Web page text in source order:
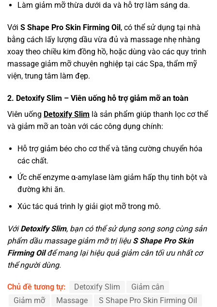
Làm giảm mỡ thừa dưới da và hỗ trợ làm sáng da.
Với S Shape Pro Skin Firming Oil, có thể sử dụng tại nhà
bằng cách lấy lượng dầu vừa đủ và massage nhẹ nhàng
xoay theo chiều kim đồng hồ, hoặc dùng vào các quy trình
massage giảm mỡ chuyên nghiệp tại các Spa, thẩm mỹ
viện, trung tâm làm đẹp.
2. Detoxify Slim – Viên uống hỗ trợ giảm mỡ an toàn
Viên uống Detoxify Slim là sản phẩm giúp thanh lọc cơ thể
và giảm mỡ an toàn với các công dụng chính:
Hỗ trợ giảm béo cho cơ thể và tăng cường chuyển hóa
các chất.
Ức chế enzyme α-amylase làm giảm hấp thụ tinh bột và
đường khi ăn.
Xúc tác quá trình ly giải giọt mỡ trong mô.
VớiDetoxify Slim, bạn có thể sử dụng song song cùng sản
phẩm dầu massage giảm mỡ trị liệu S Shape Pro Skin
Firming Oilđể mang lại hiệu quả giảm cân tối ưu nhất cơ
thể người dùng.
Chủ đề tương tự: Detoxify Slim
Giảm cân
Giảm mỡ
Massage S Shape Pro Skin Firming Oil